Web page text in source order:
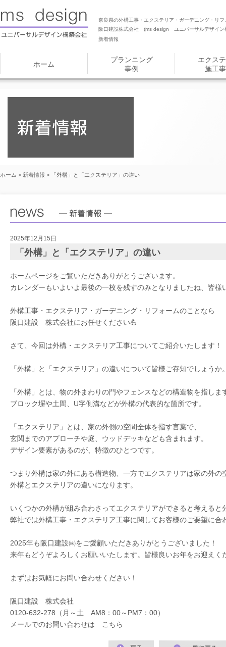
奈良県の外構工事・エクステリア・ガーデニング・リ
阪口建設株式会社 (ms design ユニバーサルデザイン
新着情報
ホーム
プランニング
事例
エクス
施工
ホーム > 新着情報 > 「外構」と「エクステリア」の違い
2025年12月15日
「外構」と「エクステリア」の違い
ホームページをご覧いただきありがとうございます。
カレンダーもいよいよ最後の一枚を残すのみとなりましたね、皆様
外構工事・エクステリア・ガーデニング・リフォームのことなら
阪口建設 株式会社にお任せください💪
さて、今回は外構・エクステリア工事についてご紹介いたします！
「外構」と「エクステリア」の違いについて皆様ご存知でしょうか
「外構」とは、物の外まわりの門やフェンスなどの構造物を指しま
ブロック塀や土間、U字側溝などが外構の代表的な箇所です。
「エクステリア」とは、家の外側の空間全体を指す言葉で、
玄関までのアプローチや庭、ウッドデッキなども含まれます。
デザイン要素があるのが、特徴のひとつです。
つまり外構は家の外にある構造物、一方でエクステリアは家の外の
外構とエクステリアの違いになります。
いくつかの外構が組み合わさってエクステリアができると考えると
弊社では外構工事・エクステリア工事に関してお客様のご要望に
2025年も阪口建設㈱をご愛顧いただきありがとうございました！
来年もどうぞよろしくお願いいたします。皆様良いお年をお迎えく
まずはお気軽にお問い合わせください！
阪口建設 株式会社
0120-632-278（月～土 AM8：00～PM7：00）
メールでのお問い合わせは
こちら